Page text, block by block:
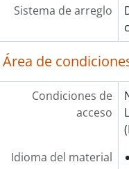
Sistema de arreglo
Área de
Condiciones de
acceso
Idioma del material